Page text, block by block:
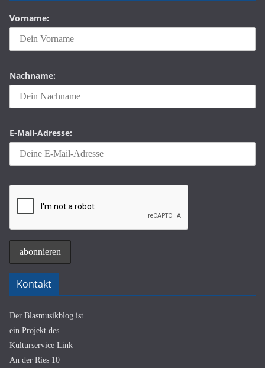
Vorname:
Nachname:
E-Mail-Adresse:
Kontakt
Der Blasmusikblog ist
ein Projekt des
Kulturservice Link
An der Ries 10